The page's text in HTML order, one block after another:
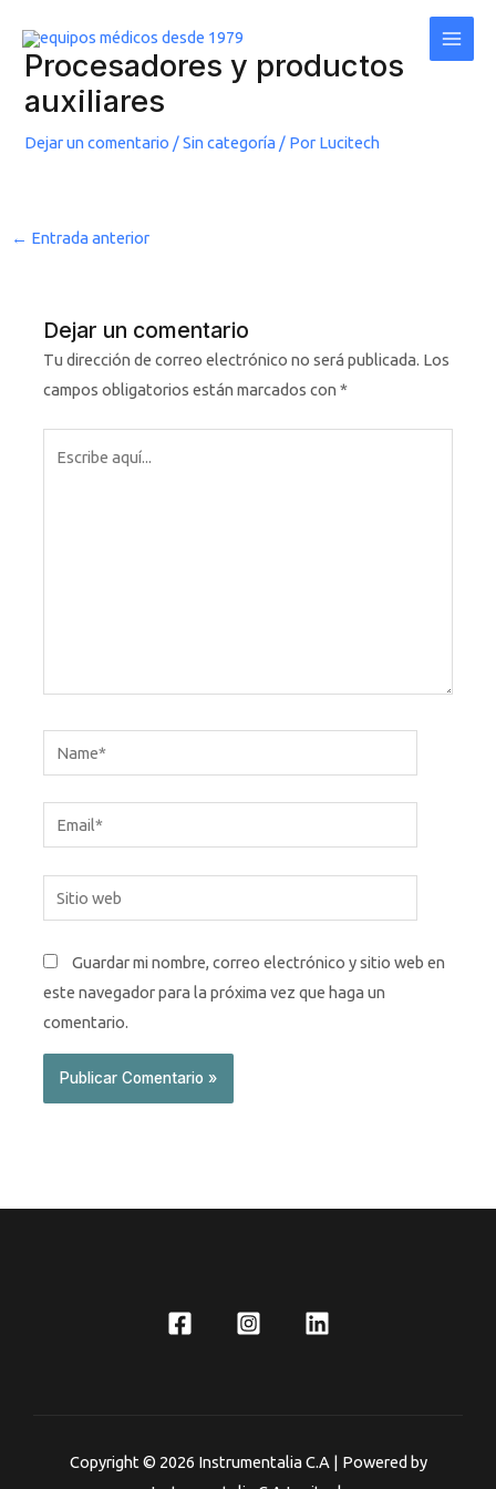
contenido
Main
Procesadores y productos
auxiliares
Dejar un comentario /Sin categoría / Por Lucitech
navigation
← Entrada anterior
Dejar un comentario
Tu dirección de correo electrónico no será publicada. Los
campos obligatorios están marcados con*
Name*
Email*
Sitio
web
Guardar mi nombre, correo electrónico y sitio web en
este navegador para la próxima vez que haga un
comentario.
Copyright © 2026 Instrumentalia C.A | Powered by